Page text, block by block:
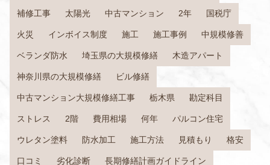
補修工事 太陽光 中古マンション 2年 国税庁
火災 インボイス制度 施工 施工事例 中規模修善
ベランダ防水 埼玉県の大規模修繕 木造アパート
神奈川県の大規模修繕 ビル修繕
中古マンション大規模修繕工事 栃木県 勘定科目
ストレス 2階 費用相場 何年 パルコン住宅
ウレタン塗料 防水加工 施工方法 見積もり 格安
口コミ 劣化診断 長期修繕計画ガイドライン